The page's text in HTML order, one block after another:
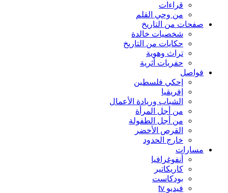
قراءات
من وحي القلم
صفحات من التاريخ
شخصيات خالدة
حكايات من التاريخ
تراث وهوية
حفريات أثرية
فواصل
إحكي فلسطين
إفريقيا
الشباب وريادة الأعمال
من أجل المرأة
من أجل الطفولة
القرص الأخضر
خارج الحدود
مسارات
أنفوغرافيا
كاريكاتير
بودكاست
فيديو tv